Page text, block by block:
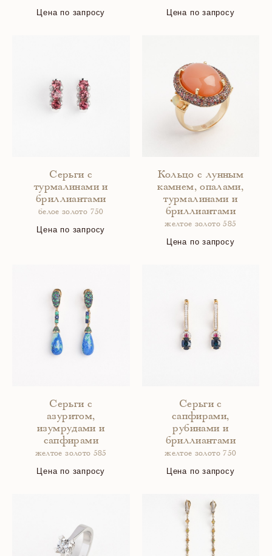
Цена по запросу Цена по запросу
Серьги с
турмалинами и
бриллиантами
белое золото 750
Цена по запросу
Кольцо с лунным
камнем, опалами,
турмалинами и
бриллиантами
желтое золото 585
Цена по запросу
Серьги с
азуритом,
изумрудами и
сапфирами
желтое золото 585
Цена по запросу
Серьги с
сапфирами,
рубинами и
бриллиантами
желтое золото 750
Цена по запросу